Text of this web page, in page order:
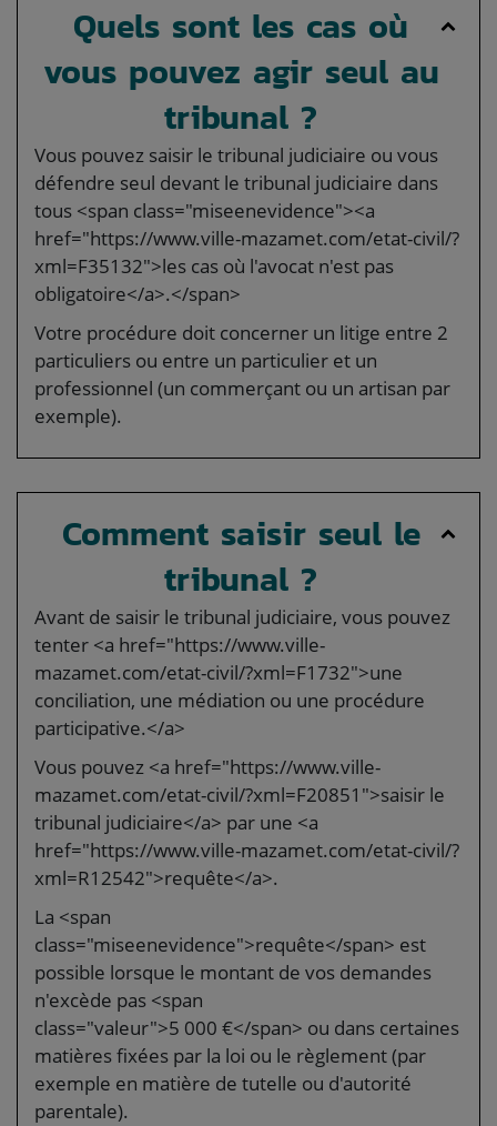
Quels sont les cas où
vous pouvez agir seul au
tribunal ?
Vous pouvez saisir le tribunal judiciaire ou vous
défendre seul devant le tribunal judiciaire dans
tous <span class="miseenevidence"><a
href="https://www.ville-mazamet.com/etat-civil/?
xml=F35132">les cas où l'avocat n'est pas
obligatoire</a>.</span>
Votre procédure doit concerner un litige entre 2
particuliers ou entre un particulier et un
professionnel (un commerçant ou un artisan par
exemple).
Comment saisir seul le
tribunal ?
Avant de saisir le tribunal judiciaire, vous pouvez
tenter <a href="https://www.ville-
mazamet.com/etat-civil/?xml=F1732">une
conciliation, une médiation ou une procédure
participative.</a>
Vous pouvez <a href="https://www.ville-
mazamet.com/etat-civil/?xml=F20851">saisir le
tribunal judiciaire</a> par une <a
href="https://www.ville-mazamet.com/etat-civil/?
xml=R12542">requête</a>.
La <span
class="miseenevidence">requête</span> est
possible lorsque le montant de vos demandes
n'excède pas <span
class="valeur">5 000 €</span> ou dans certaines
matières fixées par la loi ou le règlement (par
exemple en matière de tutelle ou d'autorité
parentale).